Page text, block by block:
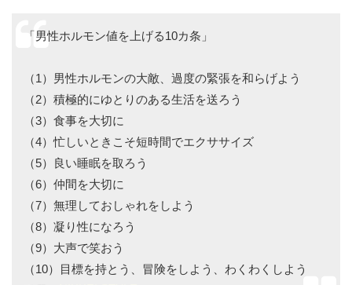
「男性ホルモン値を上げる10カ条」
（1）男性ホルモンの大敵、過度の緊張を和らげよう
（2）積極的にゆとりのある生活を送ろう
（3）食事を大切に
（4）忙しいときこそ短時間でエクササイズ
（5）良い睡眠を取ろう
（6）仲間を大切に
（7）無理しておしゃれをしよう
（8）凝り性になろう
（9）大声で笑おう
（10）目標を持とう、冒険をしよう、わくわくしよう